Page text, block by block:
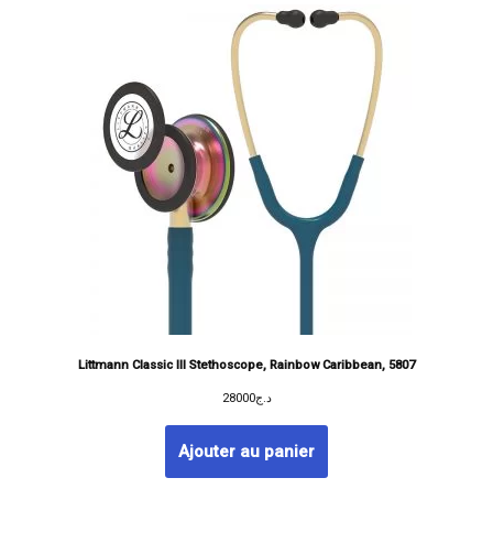
Littmann Classic III Stethoscope, Rainbow Caribbean, 5807
د.ج28000
Ajouter au panier